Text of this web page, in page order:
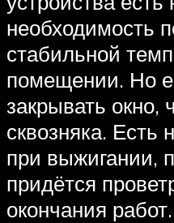
необходимость
стабильной
помещении. Но
закрывать
сквозняка. Есть
при выжигании,
придётся
окончания работ.